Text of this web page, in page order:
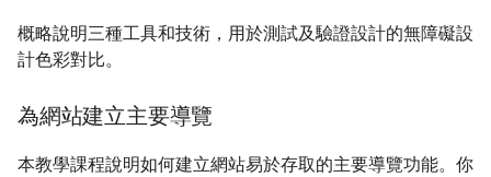
概略說明三種工具和技術，用於測試及驗證設計的無障礙設
計色彩對比。
為網站建立主要導覽
本教學課程說明如何建立網站易於存取的主要導覽功能。你